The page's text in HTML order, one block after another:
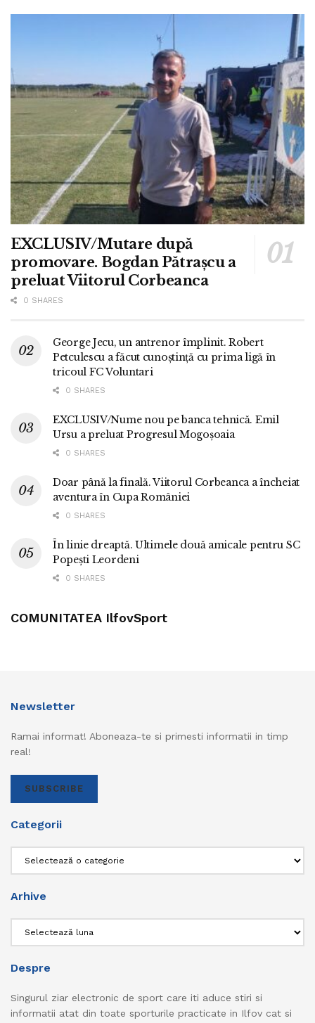
EXCLUSIV/Mutare după
promovare. Bogdan Pătrașcu a
preluat Viitorul Corbeanca
0 SHARES
George Jecu, un antrenor împlinit. Robert
Petculescu a făcut cunoștință cu prima ligă în
tricoul FC Voluntari
0 SHARES
EXCLUSIV/Nume nou pe banca tehnică. Emil
Ursu a preluat Progresul Mogoșoaia
0 SHARES
Doar până la finală. Viitorul Corbeanca a încheiat
aventura în Cupa României
0 SHARES
În linie dreaptă. Ultimele două amicale pentru SC
Popești Leordeni
0 SHARES
COMUNITATEA IlfovSport
Newsletter
Ramai informat! Aboneaza-te si primesti informatii in timp
real!
SUBSCRIBE
Categorii
Arhive
Despre
Singurul ziar electronic de sport care iti aduce stiri si
informatii atat din toate sporturile practicate in Ilfov cat si